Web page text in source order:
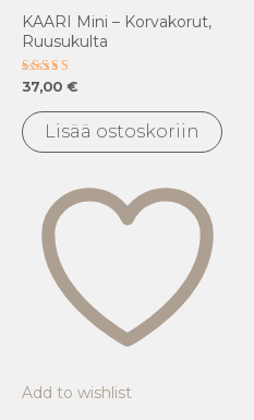
KAARI Mini – Korvakorut,
Ruusukulta
Arvostelu
tuotteesta:
5.00
/ 5
37,00 €
Lisää ostoskoriin
Add to wishlist